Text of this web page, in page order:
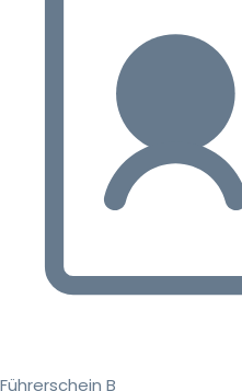
Führerschein B